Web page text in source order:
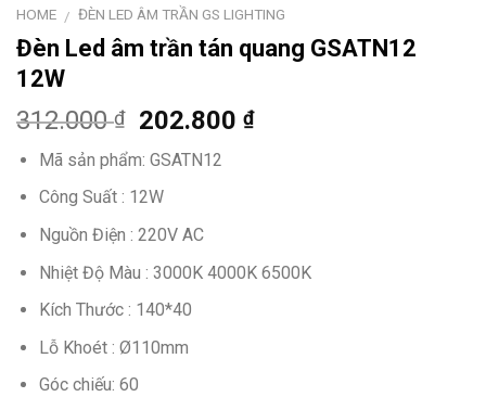
HOME / ĐÈN LED ÂM TRẦN GS LIGHTING
Đèn Led âm trần tán quang GSATN12
12W
312.000₫ 202.800₫
Mã sản phẩm: GSATN12
Công Suất : 12W
Nguồn Điện : 220V AC
Nhiệt Độ Màu : 3000K 4000K 6500K
Kích Thước : 140*40
Lỗ Khoét : Ø110mm
Góc chiếu: 60